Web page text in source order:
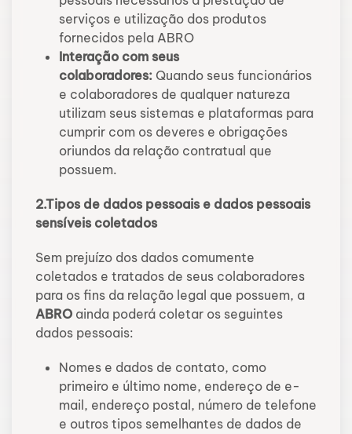
serviços e utilização dos produtos
fornecidos pela ABRO
Interação com seus
colaboradores: Quando seus funcionários
e colaboradores de qualquer natureza
utilizam seus sistemas e plataformas para
cumprir com os deveres e obrigações
oriundos da relação contratual que
possuem.
2.Tipos de dados pessoais e dados pessoais
sensíveis coletados
Sem prejuízo dos dados comumente
coletados e tratados de seus colaboradores
para os fins da relação legal que possuem, a
ABRO ainda poderá coletar os seguintes
dados pessoais:
Nomes e dados de contato, como
primeiro e último nome, endereço de e-
mail, endereço postal, número de telefone
e outros tipos semelhantes de dados de